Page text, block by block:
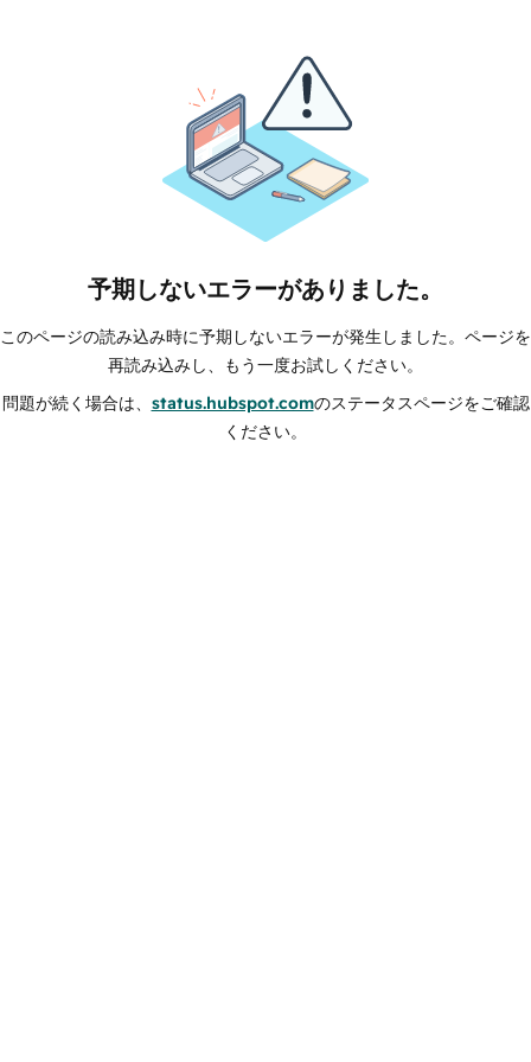
予期しないエラーがありました。
このページの読み込み時に予期しないエラーが発生しました。ページを
再読み込みし、もう一度お試しください。
問題が続く場合は、 status.hubspot.comのステータスページをご確認
ください。